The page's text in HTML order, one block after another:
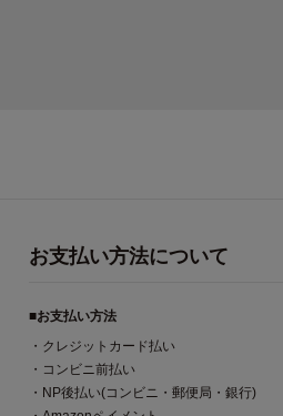
お支払い方法について
■お支払い方法
・クレジットカード払い
・コンビニ前払い
・NP後払い(コンビニ・郵便局・銀行)